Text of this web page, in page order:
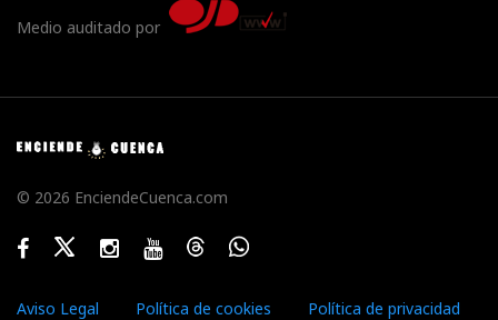
Medio auditado por
© 2026 EnciendeCuenca.com
FacebookTwitterInstagramYoutubeThreadsWhatsApp
Aviso Legal Política de cookies Política de privacidad